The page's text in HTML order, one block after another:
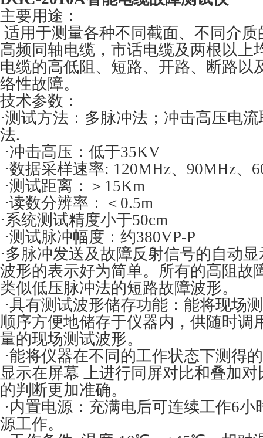
主要用途：
适用于测量各种不同截面、不同介
高频同轴电缆，市话电缆及两根以上
电缆的高低阻、短路、开路、断路以
络性故障。
技术参数：
·测试方法：多脉冲法；冲击高压电
法.
·冲击高压：低于35KV
·数据采样速率: 120MHz、90MHz、
·测试距离：＞15Km
·读数分辨率：＜0.5m
·系统测试精度小于50cm
·测试脉冲幅度：约380VP-P
·多脉冲发送及故障反射信号的自动
波形的表示好为简单。所有的高阻故
类似低压脉冲法的短路故障波形。
·具有测试波形储存功能：能将现场
顺序方便地储存于仪器内，供随时调
量的现场测试波形。
·能将仪器在不同的工作状态下测得
显示在屏幕 上进行同屏对比和叠加
的判断更加准确。
·内置电源：充满电后可连续工作6
源工作。